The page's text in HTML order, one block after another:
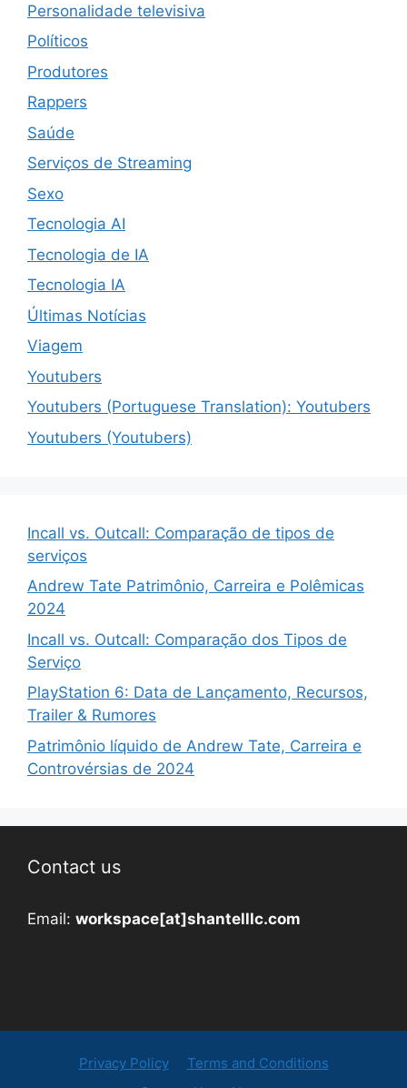
Personalidade televisiva
Políticos
Produtores
Rappers
Saúde
Serviços de Streaming
Sexo
Tecnologia AI
Tecnologia de IA
Tecnologia IA
Últimas Notícias
Viagem
Youtubers
Youtubers (Portuguese Translation): Youtubers
Youtubers (Youtubers)
Incall vs. Outcall: Comparação de tipos de
serviços
Andrew Tate Patrimônio, Carreira e Polêmicas
2024
Incall vs. Outcall: Comparação dos Tipos de
Serviço
PlayStation 6: Data de Lançamento, Recursos,
Trailer & Rumores
Patrimônio líquido de Andrew Tate, Carreira e
Controvérsias de 2024
Contact us
Email: workspace[at]shantelllc.com
Privacy Policy
Terms and Conditions